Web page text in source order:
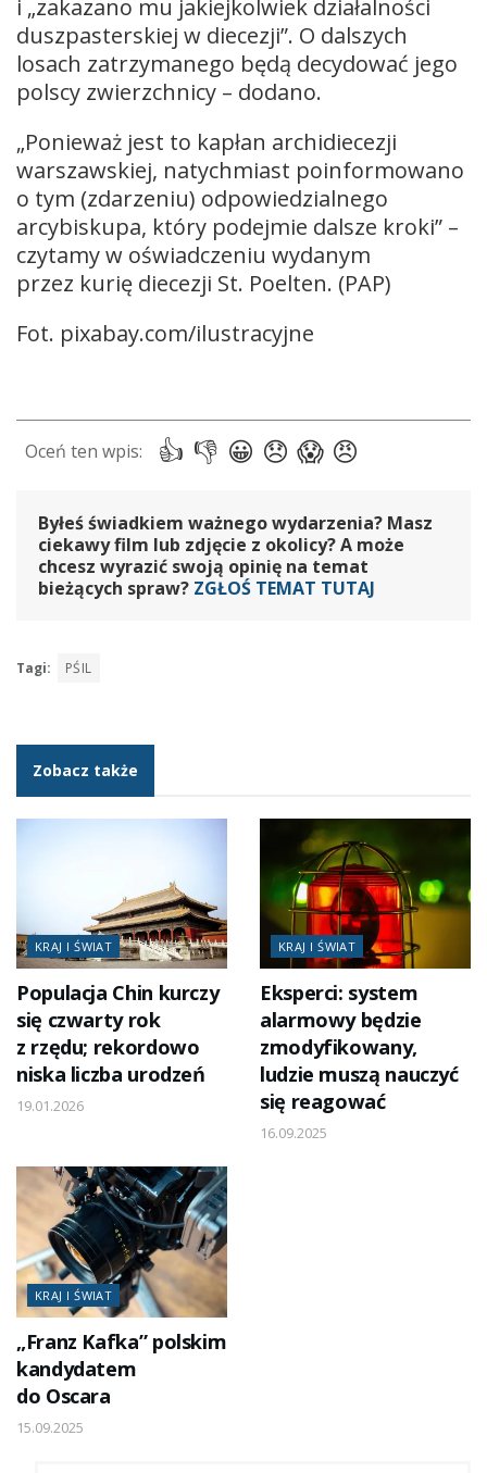
i „zakazano mu jakiejkolwiek działalności
duszpasterskiej w diecezji”. O dalszych
losach zatrzymanego będą decydować jego
polscy zwierzchnicy – dodano.
„Ponieważ jest to kapłan archidiecezji
warszawskiej, natychmiast poinformowano
o tym (zdarzeniu) odpowiedzialnego
arcybiskupa, który podejmie dalsze kroki” –
czytamy w oświadczeniu wydanym
przez kurię diecezji St. Poelten. (PAP)
Fot. pixabay.com/ilustracyjne
Byłeś świadkiem ważnego wydarzenia? Masz
ciekawy film lub zdjęcie z okolicy? A może
chcesz wyrazić swoją opinię na temat
bieżących spraw? ZGŁOŚ TEMAT TUTAJ
Tagi: PŚIL
Zobacz także
KRAJ I ŚWIAT
Populacja Chin kurczy
się czwarty rok
z rzędu; rekordowo
niska liczba urodzeń
19.01.2026
KRAJ I ŚWIAT
Eksperci: system
alarmowy będzie
zmodyfikowany,
ludzie muszą nauczyć
się reagować
16.09.2025
KRAJ I ŚWIAT
„Franz Kafka” polskim
kandydatem
do Oscara
15.09.2025